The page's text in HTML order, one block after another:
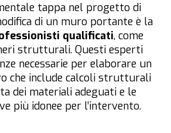
tappa nel progetto di
di un muro portante è la
qualificati, come
strutturali. Questi esperti
necessarie per elaborare un
che include calcoli strutturali
dei materiali adeguati e le
più idonee per l’intervento.